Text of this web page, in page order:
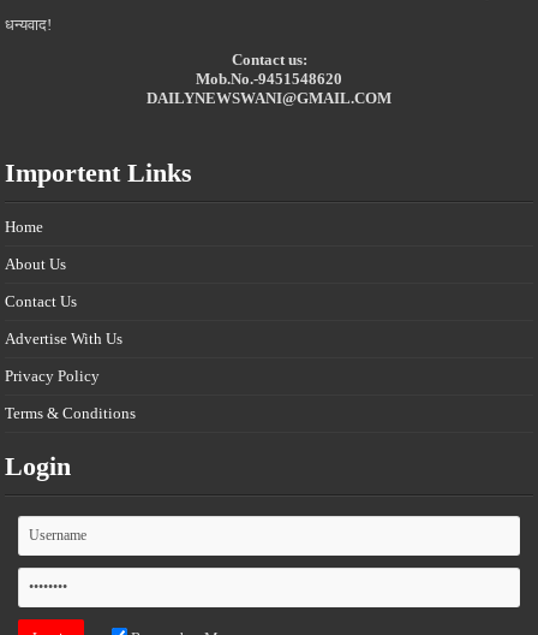
धन्यवाद!
Contact us:
Mob.No.-9451548620
DAILYNEWSWANI@GMAIL.COM
Importent Links
Home
About Us
Contact Us
Advertise With Us
Privacy Policy
Terms & Conditions
Login